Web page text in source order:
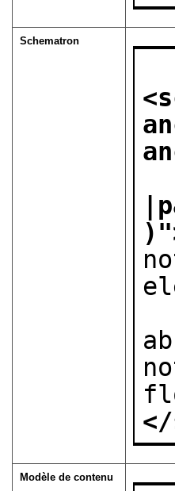
Schematron
)
Modèle de contenu